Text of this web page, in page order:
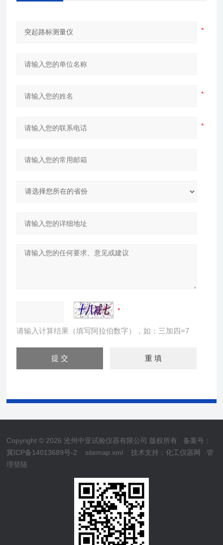
请输入计算结果（填写阿拉伯数字），如：三加四=7
Copyright © 2026 沧州中亚试验仪器有限公司 版权所有 备案号：
冀ICP备14013689号-2
sitemap.xml 技术支持：化工仪器网
管
理登陆